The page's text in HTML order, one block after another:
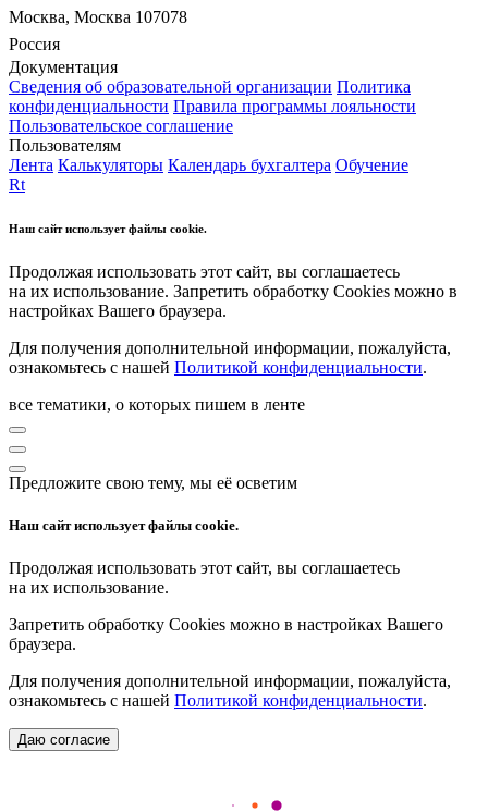
Москва, Москва 107078
Россия
Документация
Сведения об образовательной организации Политика
конфиденциальности Правила программы лояльности
Пользовательское соглашение
Пользователям
Лента Калькуляторы Календарь бухгалтера Обучение
Rt
Наш сайт использует файлы cookie.
Продолжая использовать этот сайт, вы соглашаетесь
на их использование. Запретить обработку Cookies можно в
настройках Вашего браузера.
Для получения дополнительной информации, пожалуйста,
ознакомьтесь с нашей Политикой конфиденциальности.
все тематики, о которых пишем в ленте
Предложите свою тему, мы её осветим
Наш сайт использует файлы cookie.
Продолжая использовать этот сайт, вы соглашаетесь
на их использование.
Запретить обработку Cookies можно в настройках Вашего
браузера.
Для получения дополнительной информации, пожалуйста,
ознакомьтесь с нашей Политикой конфиденциальности.
Даю согласие